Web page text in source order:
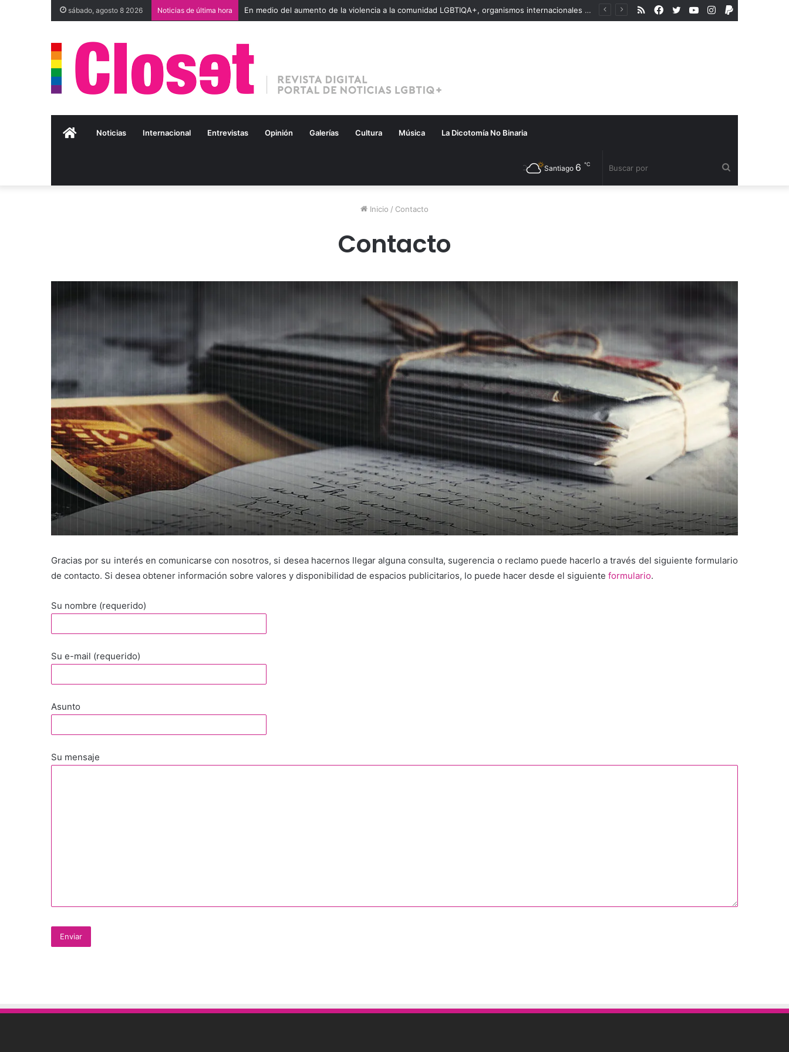
sábado, agosto 8 2026 Noticias de última hora En medio del aumento de la violencia a la comunidad LGBTIQA+, organismos internacionales reconocen a defensores de derechos humanos PayPal
Instagram
YouTube
Twitter
Facebook
RSS
Inicio Noticias Internacional Entrevistas Opinión Galerías Cultura Música La Dicotomía No Binaria
Santiago 6 ℃
Inicio / Contacto
Contacto
Gracias por su interés en comunicarse con nosotros, si desea hacernos llegar alguna consulta, sugerencia o reclamo puede hacerlo a través del siguiente formulario
de contacto. Si desea obtener información sobre valores y disponibilidad de espacios publicitarios, lo puede hacer desde el siguiente formulario.
Su nombre (requerido)
Su e-mail (requerido)
Asunto
Su mensaje